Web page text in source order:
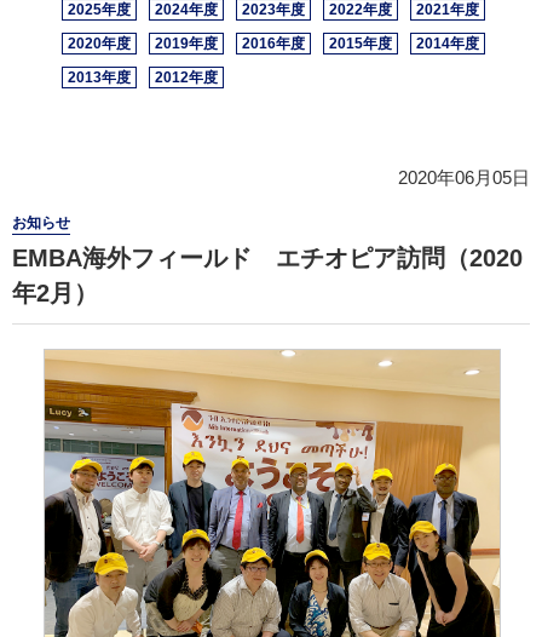
2025年度 2024年度 2023年度 2022年度
2021年度
2020年度
2019年度 2016年度 2015年度
2014年度
2013年度
2012年度
2020年06月05日
お知らせ
EMBA海外フィールド エチオピア訪問（2020
年2月）